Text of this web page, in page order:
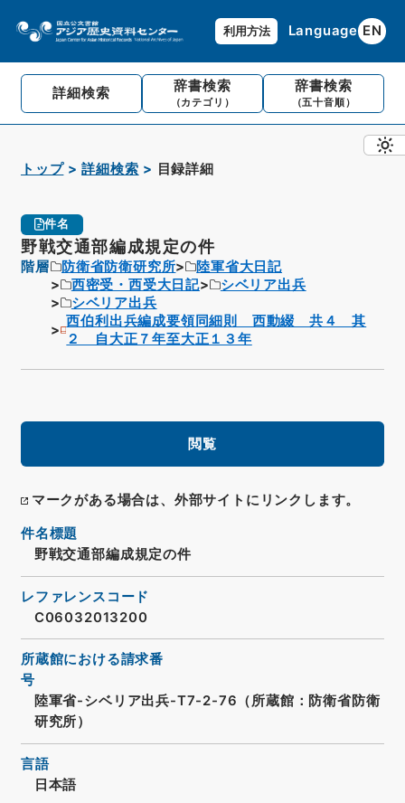
利用方法 Language EN
詳細検索 辞書検索
（カテゴリ）
辞書検索
（五十音順）
トップ 詳細検索 目録詳細
件名
野戦交通部編成規定の件
階層 防衛省防衛研究所
陸軍省大日記
西密受・西受大日記
シベリア出兵
シベリア出兵
西伯利出兵編成要領同細則 西動綴 共４ 其
２ 自大正７年至大正１３年
閲覧
マークがある場合は、外部サイトにリンクします。
件名標題
野戦交通部編成規定の件
レファレンスコード
C06032013200
所蔵館における請求番
号
陸軍省-シベリア出兵-T7-2-76（所蔵館：防衛省防衛
研究所）
言語
日本語